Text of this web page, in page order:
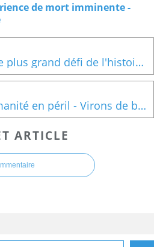
de mort imminente -
Aurélien Barrau - Le plus grand défi de l'histoire de l'humanité
Fred Vargas - L'humanité en péril - Virons de bord, toute!
ARTICLE